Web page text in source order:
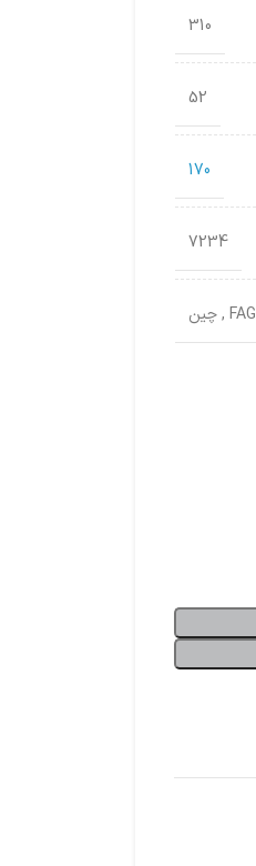
310
52
170
7234
FAG
,چین